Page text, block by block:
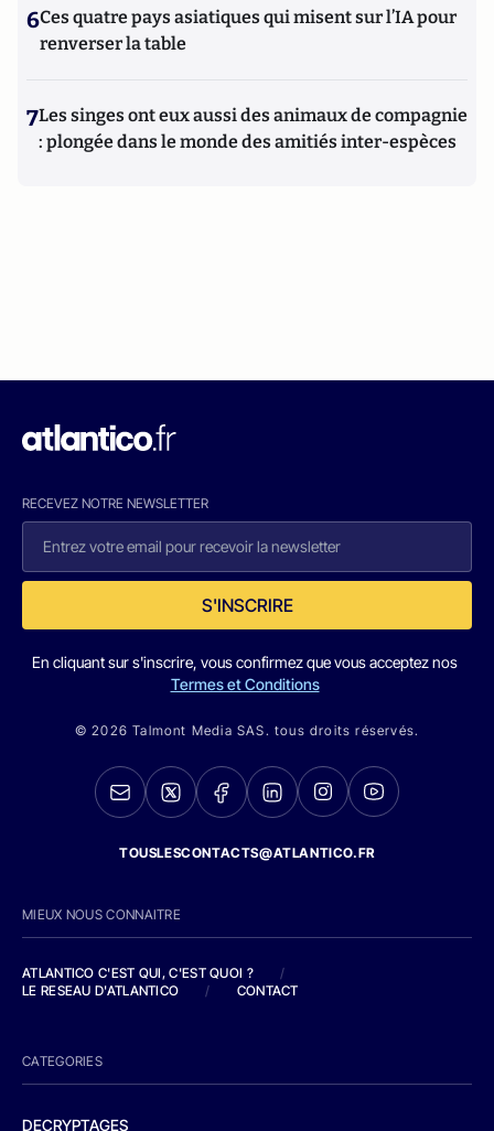
6Ces quatre pays asiatiques qui misent sur l’IA pour
renverser la table
7Les singes ont eux aussi des animaux de compagnie
: plongée dans le monde des amitiés inter-espèces
RECEVEZ NOTRE NEWSLETTER
S'INSCRIRE
En cliquant sur s'inscrire, vous confirmez que vous acceptez nos
Termes et Conditions
© 2026 Talmont Media SAS. tous droits réservés.
TOUSLESCONTACTS@ATLANTICO.FR
MIEUX NOUS CONNAITRE
ATLANTICO C'EST QUI, C'EST QUOI ?
/
LE RESEAU D'ATLANTICO
/ CONTACT
CATEGORIES
DECRYPTAGES